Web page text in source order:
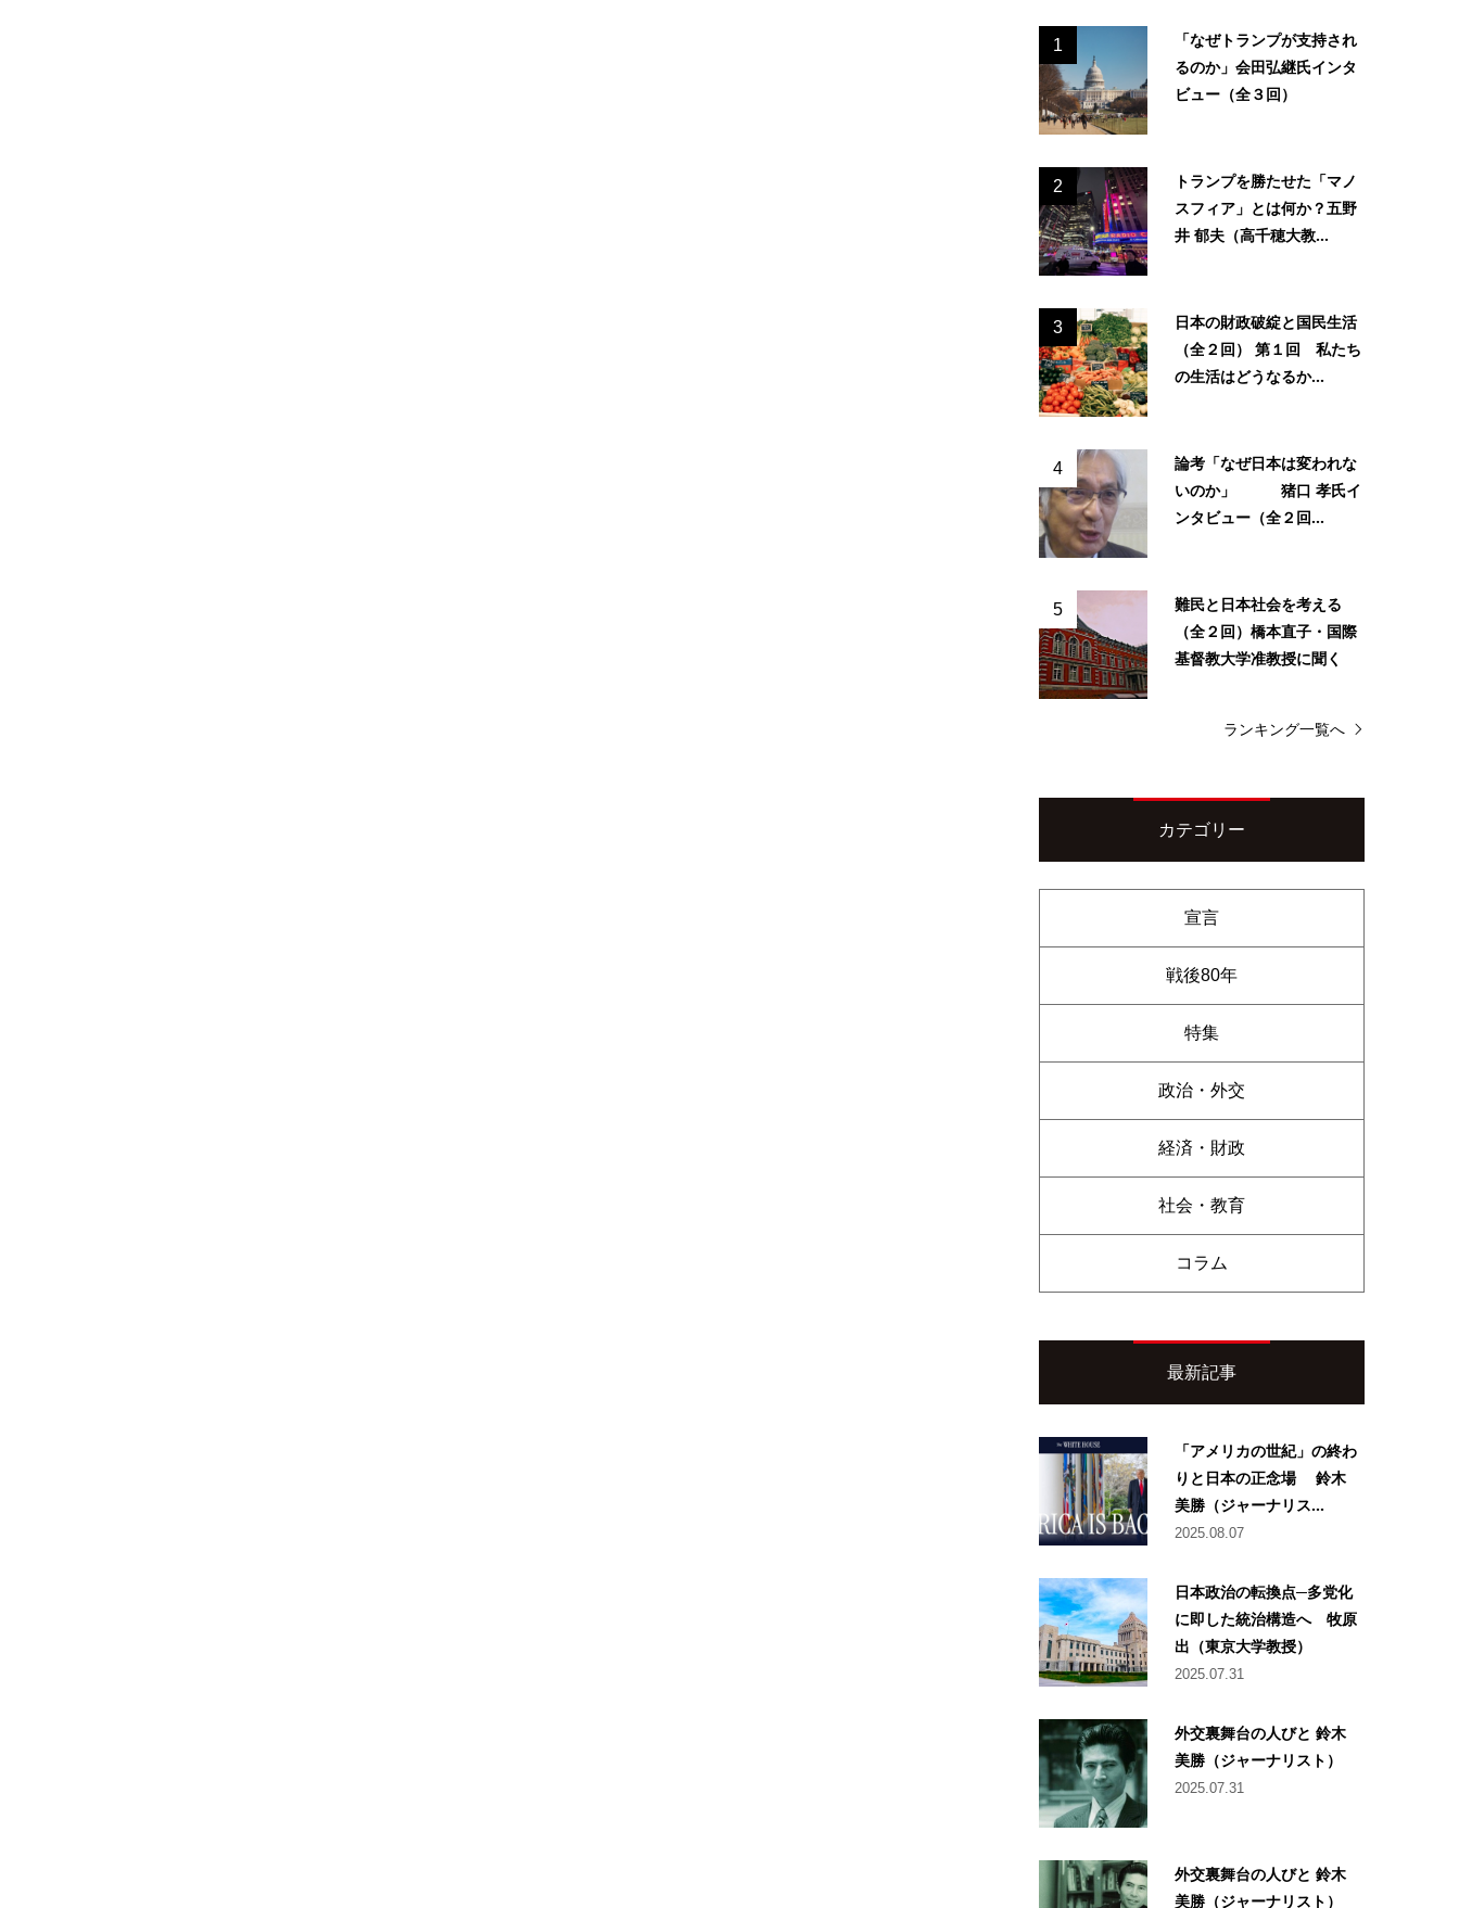
1
「なぜトランプが支持され
るのか」会田弘継氏インタ
ビュー（全３回）
2
トランプを勝たせた「マノ
スフィア」とは何か？五野
井 郁夫（高千穂大教...
3
日本の財政破綻と国民生活
（全２回） 第１回 私たち
の生活はどうなるか...
4
論考「なぜ日本は変われな
いのか」 猪口 孝氏イ
ンタビュー（全２回...
5
難民と日本社会を考える
（全２回）橋本直子・国際
基督教大学准教授に聞く
ランキング一覧へ
カテゴリー
宣言
戦後80年
特集
政治・外交
経済・財政
社会・教育
コラム
最新記事
「アメリカの世紀」の終わ
りと日本の正念場 鈴木
美勝（ジャーナリス...
2025.08.07
日本政治の転換点─多党化
に即した統治構造へ 牧原
出（東京大学教授）
2025.07.31
外交裏舞台の人びと 鈴木
美勝（ジャーナリスト）
2025.07.31
外交裏舞台の人びと 鈴木
美勝（ジャーナリスト）